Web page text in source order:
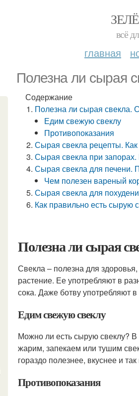
всё
главная
Полезна ли сырая
Содержание
Полезна ли сырая свекла.
Едим свежую свеклу
Противопоказания
Сырая свекла рецепты.
Сырая свекла при запорах.
Сырая свекла для печени.
Чем полезен вареный
Сырая свекла для
Как правильно есть сырую
Полезна ли сырая
Свекла – полезна для
растение. Ее употребляют в
сока. Даже ботву употребляют
Едим свежую свеклу
Можно ли есть сырую свеклу?
жарим, запекаем или тушим
гораздо полезнее, вкуснее и
Противопоказания